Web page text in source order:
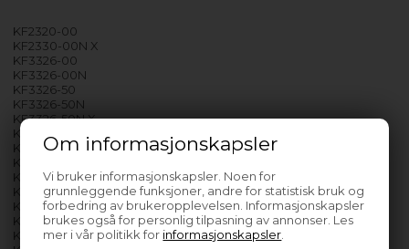
Om informasjonskapsler
Vi bruker informasjonskapsler. Noen for
grunnleggende funksjoner, andre for statistisk bruk og
forbedring av brukeropplevelsen. Informasjonskapsler
brukes også for personlig tilpasning av annonser. Les
mer i vår politikk for informasjonskapsler
KF2320-00
KF2330-00N X
KF3326-00
KF3326-00N
KF3326-50
KF3326-50N
KF3326-50N X
KF3326-50X
KF3326-60N
KF3326-90N
KF3326-90N X
KF3336-90
KF3366-10
KF3366-90FN
KF3366-90FN X